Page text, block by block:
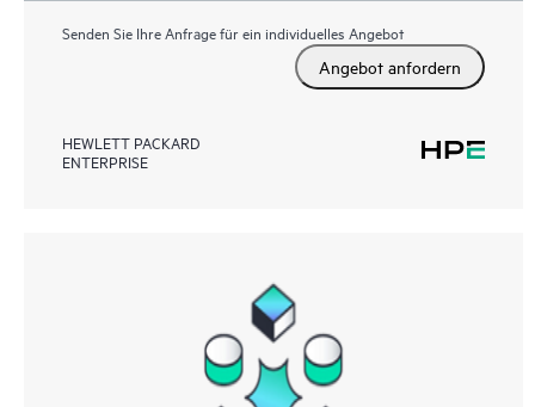
Senden Sie Ihre Anfrage für ein individuelles Angebot
Angebot anfordern
HEWLETT PACKARD
ENTERPRISE